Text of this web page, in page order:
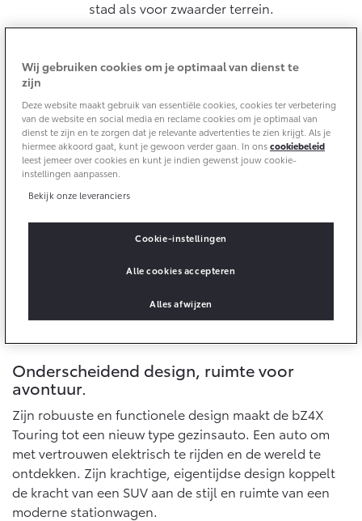
Vanaf € 39.995,-
HYBRIDE
Vanaf € 36.495,-
Toyota C-HR+
BATTERIJ-ELEKTRISCH
RAV4
PLUG-IN HYBRIDE
bZ4X
BATTERIJ-ELEKTRISCH
bZ4X Touring
BATTERIJ-ELEKTRISCH
10 jaar batterijgarantie
Toyota fabrieksgarantie
Onderdelen & Accessoires
Onderdelen
Accessoires
Banden
Connected
Connected Services
MyToyota App
Abonnementen
Multimedia
Connected check
Navigatie updates
Energie en slim laden
Verzekeren
Toyota Autoverzekering
Toyota Hybride Autoverzekering
Bedrijfswagens
Bedrijfswagens op maat
Financieren of leasen
Verzekeren
stad als voor zwaarder terrein.
Onderscheidend design, ruimte voor
avontuur.
Zijn robuuste en functionele design maakt de bZ4X
Touring tot een nieuw type gezinsauto. Een auto om
met vertrouwen elektrisch te rijden en de wereld te
ontdekken. Zijn krachtige, eigentijdse design koppelt
de kracht van een SUV aan de stijl en ruimte van een
moderne stationwagen.
Wij gebruiken cookies om je optimaal van dienst te
zijn
Deze website maakt gebruik van essentiële cookies, cookies ter verbetering
van de website en social media en reclame cookies om je optimaal van
dienst te zijn en te zorgen dat je relevante advertenties te zien krijgt. Als je
hiermee akkoord gaat, kunt je gewoon verder gaan. In onscookiebeleid
leest jemeer over cookies en kunt je indien gewenst jouw cookie-
instellingen aanpassen.
Bekijk onze leveranciers
Cookie-instellingen
Alles afwijzen
Alle cookies accepteren